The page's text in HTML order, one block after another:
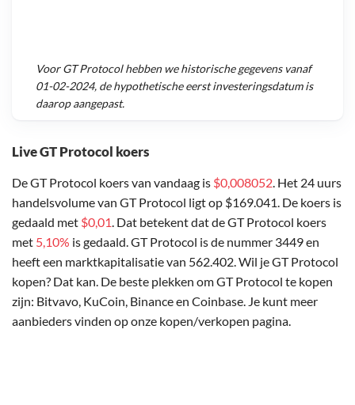
Live GT Protocol koers
De GT Protocol koers van vandaag is $0,008052. Het 24 uurs
handelsvolume van GT Protocol ligt op $169.041. De koers is
gedaald met $0,01. Dat betekent dat de GT Protocol koers
met 5,10% is gedaald. GT Protocol is de nummer 3449 en
heeft een marktkapitalisatie van 562.402. Wil je GT Protocol
kopen? Dat kan. De beste plekken om GT Protocol te kopen
zijn: Bitvavo, KuCoin, Binance en Coinbase. Je kunt meer
aanbieders vinden op onze kopen/verkopen pagina.
VoorGT Protocolhebben we historische gegevens vanaf
01-02-2024, de hypothetische eerst investeringsdatum is
daarop aangepast.